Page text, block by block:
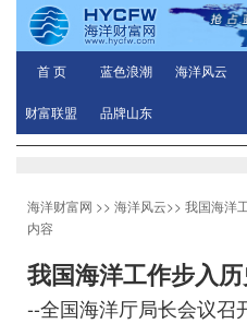
首 页 蓝色浪潮 海洋风云
财富联盟 品牌山东
海洋财富网 >> 海洋风云>> 我国海洋
内容
我国海洋工作步入
--全国海洋厅局长会议召